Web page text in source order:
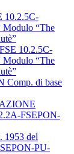
10.2.5C-
Modulo “The
10.2.5C-
Modulo “The
Comp. di base
FSEPON-
1953 del
PU-